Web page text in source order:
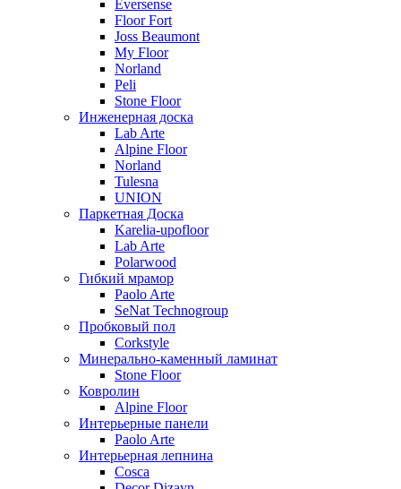
Eversense
Floor Fort
Joss Beaumont
My Floor
Norland
Peli
Stone Floor
Инженерная доска
Lab Arte
Alpine Floor
Norland
Tulesna
UNION
Паркетная Доска
Karelia-upofloor
Lab Arte
Polarwood
Гибкий мрамор
Paolo Arte
SeNat Technogroup
Пробковый пол
Corkstyle
Минерально-каменный ламинат
Stone Floor
Ковролин
Alpine Floor
Интерьерные панели
Paolo Arte
Интерьерная лепнина
Cosca